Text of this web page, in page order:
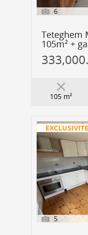
6
Teteghem
105m² +
105 m²
EXCLUSIVITE
5